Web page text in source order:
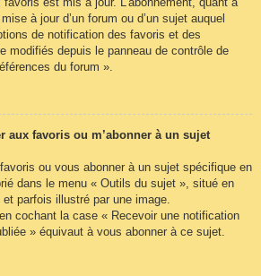
à jour d’un forum ou d’un sujet auquel
de notification des favoris et des
modifiés depuis le panneau de contrôle de
du forum ».
aux favoris ou m’abonner à un sujet
ou vous abonner à un sujet spécifique en
dans le menu « Outils du sujet », situé en
parfois illustré par une image.
cochant la case « Recevoir une notification
» équivaut à vous abonner à ce sujet.